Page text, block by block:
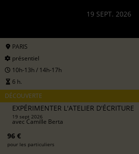
19 SEPT. 2026
PARIS
présentiel
10h-13h / 14h-17h
6 h.
DÉCOUVERTE
EXPÉRIMENTER L'ATELIER D'ÉCRITURE
19 sept 2026
avecCamille Berta
96 €
pour les particuliers